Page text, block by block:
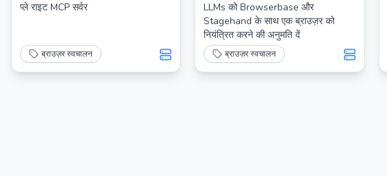
प्ले राइट MCP सर्वर
ब्राउज़र स्वचालन
LLMs को Browserbase और
Stagehand के साथ एक ब्राउज़र को
नियंत्रित करने की अनुमति दें
ब्राउज़र स्वचालन